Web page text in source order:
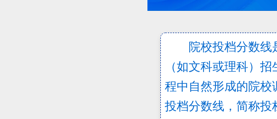
院校投档分数
（如文科或理科）
程中自然形成的院校
投档分数线，简称